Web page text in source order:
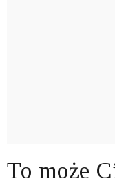
To może